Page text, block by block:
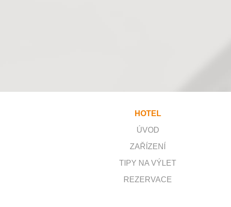
HOTEL
ÚVOD
ZAŘÍZENÍ
TIPY NA VÝLET
REZERVACE